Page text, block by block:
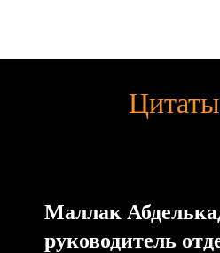
Маллак
руководитель